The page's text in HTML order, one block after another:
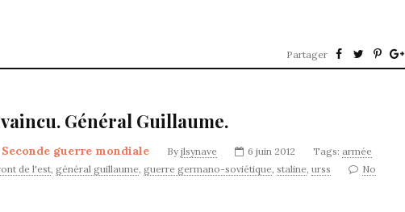
Partager
Général Guillaume.
Seconde guerre mondiale By jlsynave 6 juin 2012 Tags: armée
de l'est, général guillaume, guerre germano-soviétique, staline, urss
No